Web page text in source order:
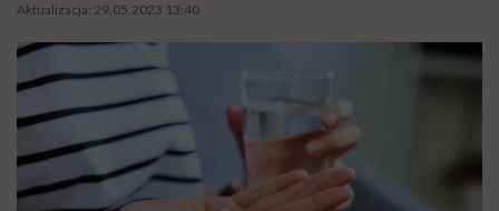
Aktualizacja: 29.05.2023 13:40